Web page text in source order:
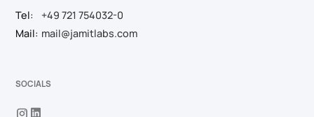
Tel:
+49 721 754032-0
Mail: mail@jamitlabs.com
SOCIALS